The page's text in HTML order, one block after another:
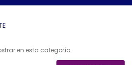
en esta categoría.